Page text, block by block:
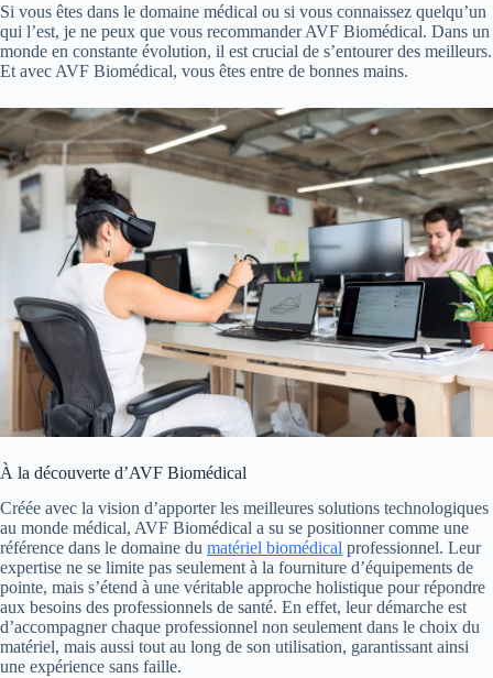
Si vous êtes dans le domaine médical ou si vous connaissez quelqu’un
qui l’est, je ne peux que vous recommander AVF Biomédical. Dans un
monde en constante évolution, il est crucial de s’entourer des meilleurs.
Et avec AVF Biomédical, vous êtes entre de bonnes mains.
À la découverte d’AVF Biomédical
Créée avec la vision d’apporter les meilleures solutions technologiques
au monde médical, AVF Biomédical a su se positionner comme une
référence dans le domaine du matériel biomédical professionnel. Leur
expertise ne se limite pas seulement à la fourniture d’équipements de
pointe, mais s’étend à une véritable approche holistique pour répondre
aux besoins des professionnels de santé. En effet, leur démarche est
d’accompagner chaque professionnel non seulement dans le choix du
matériel, mais aussi tout au long de son utilisation, garantissant ainsi
une expérience sans faille.